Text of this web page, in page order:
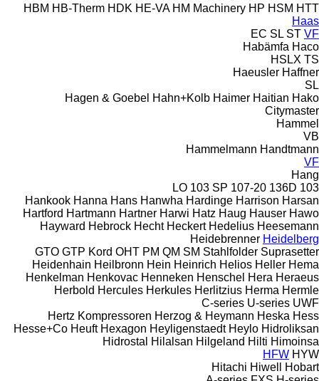
HBM HB‑Therm HDK HE-VA HM Machinery HP HSM HTT
Haas
EC SL ST VF
Habämfa Haco
HSLX TS
Haeusler Haffner
SL
Hagen & Goebel Hahn+Kolb Haimer Haitian Hako
Citymaster
Hammel
VB
Hammelmann Handtmann
VF
Hang
103 LO
103 SP 107-20 136D
Hankook Hanna Hans Hanwha Hardinge Harrison Harsan
Hartford Hartmann Hartner Harwi Hatz Haug Hauser Hawo
Hayward Hebrock Hecht Heckert Hedelius Heesemann
Heidebrenner Heidelberg
GTO GTP Kord OHT PM QM SM Stahlfolder Suprasetter
Heidenhain Heilbronn Hein Heinrich Helios Heller Hema
Henkelman Henkovac Henneken Henschel Hera Heraeus
Herbold Hercules Herkules Herlitzius Herma Hermle
C-series U-series UWF
Hertz Kompressoren Herzog & Heymann Heska Hess
Hesse+Co Heuft Hexagon Heyligenstaedt Heylo Hidroliksan
Hidrostal
Hilalsan Hilgeland Hilti Himoinsa
HFW HYW
Hitachi Hiwell
Hobart